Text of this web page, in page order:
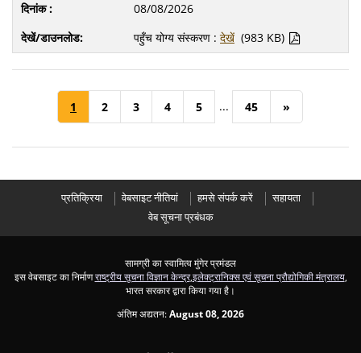
08/08/2026
पहुँच योग्य संस्करण : देखें (983 KB)
1 2 3 4 5 ... 45 »
प्रतिक्रिया वेबसाइट नीतियां हमसे संपर्क करें
सहायता
वेब सूचना प्रबंधक
सामग्री का स्वामित्व मुंगेर प्रमंडल
इस वेबसाइट का निर्माणराष्ट्रीय सूचना विज्ञान केन्द्र,इलेक्ट्रानिक्स एवं सूचना प्रौद्योगिकी मंत्रालय,
भारत सरकार द्वारा किया गया है।
अंतिम अद्यतन:August 08, 2026